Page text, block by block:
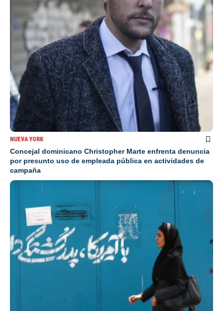
NUEVA YORK
Concejal dominicano Christopher Marte enfrenta denuncia
por presunto uso de empleada pública en actividades de
campaña